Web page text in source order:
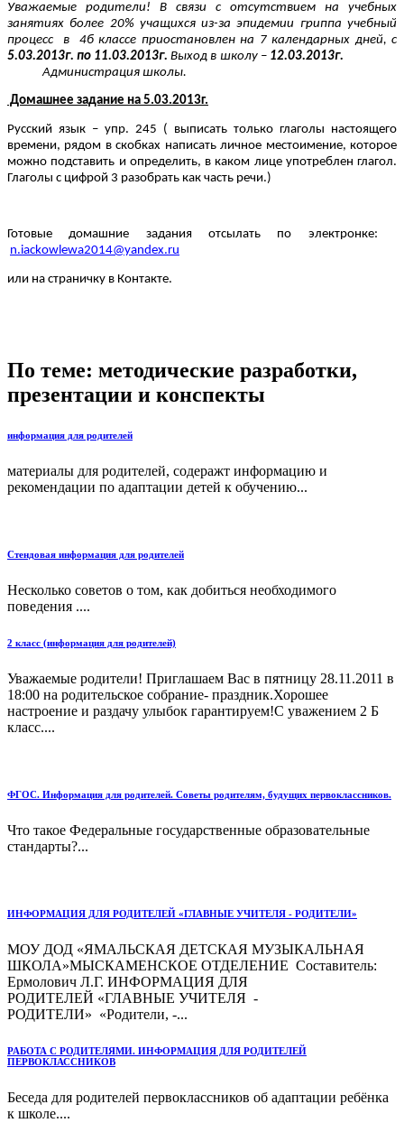
Уважаемые родители! В связи с отсутствием на учебных
занятиях более 20% учащихся из-за эпидемии гриппа учебный
процесс в 4б классе приостановлен на 7 календарных дней, с
5.03.2013г. по 11.03.2013г. Выход в школу – 12.03.2013г.
Администрация школы.
Домашнее задание на 5.03.2013г.
Русский язык – упр. 245 ( выписать только глаголы настоящего
времени, рядом в скобках написать личное местоимение, которое
можно подставить и определить, в каком лице употреблен глагол.
Глаголы с цифрой 3 разобрать как часть речи.)
Готовые домашние задания отсылать по электронке:
n.iackowlewa2014@yandex.ru
или на страничку в Контакте.
По теме: методические разработки,
презентации и конспекты
информация для родителей
материалы для родителей, содеражт информацию и
рекомендации по адаптации детей к обучению...
Стендовая информация для родителей
Несколько советов о том, как добиться необходимого
поведения ....
2 класс (информация для родителей)
Уважаемые родители! Приглашаем Вас в пятницу 28.11.2011 в
18:00 на родительское собрание- праздник.Хорошее
настроение и раздачу улыбок гарантируем!С уважением 2 Б
класс....
ФГОС. Информация для родителей. Советы родителям, будущих первоклассников.
Что такое Федеральные государственные образовательные
стандарты?...
ИНФОРМАЦИЯ ДЛЯ РОДИТЕЛЕЙ «ГЛАВНЫЕ УЧИТЕЛЯ - РОДИТЕЛИ»
МОУ ДОД «ЯМАЛЬСКАЯ ДЕТСКАЯ МУЗЫКАЛЬНАЯ
ШКОЛА»МЫСКАМЕНСКОЕ ОТДЕЛЕНИЕ Составитель:
Ермолович Л.Г. ИНФОРМАЦИЯ ДЛЯ
РОДИТЕЛЕЙ «ГЛАВНЫЕ УЧИТЕЛЯ -
РОДИТЕЛИ» «Родители, -...
РАБОТА С РОДИТЕЛЯМИ. ИНФОРМАЦИЯ ДЛЯ РОДИТЕЛЕЙ
ПЕРВОКЛАССНИКОВ
Беседа для родителей первоклассников об адаптации ребёнка
к школе....